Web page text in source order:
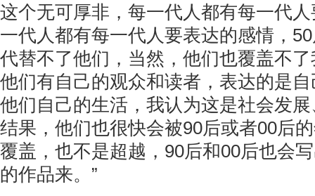
这个无可厚非，每一代人都有每一代
一代人都有每一代人要表达的感情，
代替不了他们，当然，他们也覆盖不
他们有自己的观众和读者，表达的是
他们自己的生活，我认为这是社会发
结果，他们也很快会被90后或者00后
覆盖，也不是超越，90后和00后也会
的作品来。”